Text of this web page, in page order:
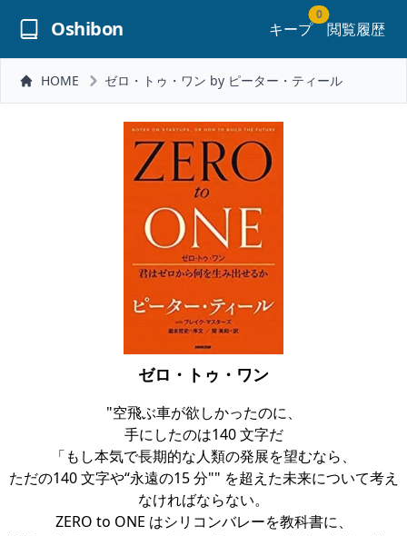
Oshibon キープ
0
閲覧履歴
HOME ゼロ・トゥ・ワン by ピーター・ティール
ゼロ・トゥ・ワン
"空飛ぶ車が欲しかったのに、
手にしたのは140 文字だ
「もし本気で長期的な人類の発展を望むなら、
ただの140 文字や“永遠の15 分"" を超えた未来について考え
なければならない。
ZERO to ONE はシリコンバレーを教科書に、